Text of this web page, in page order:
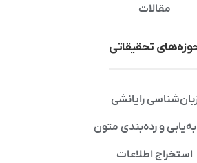
مقالات
تحقیقاتی
رایانشی
و رده‌بندی متون
استخراج اطلاعات